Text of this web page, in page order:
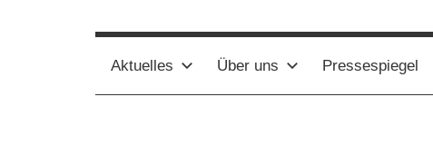
Aktuelles Über uns Pressespiegel